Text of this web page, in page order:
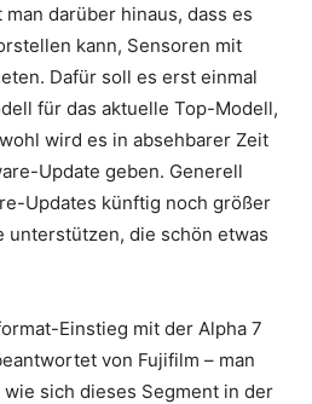
darüber hinaus, dass es
kann, Sensoren mit
Dafür soll es erst einmal
für das aktuelle Top-Modell,
wird es in absehbarer Zeit
Update geben. Generell
Updates künftig noch größer
unterstützen, die schön etwas
Einstieg mit der Alpha 7
von Fujifilm – man
sich dieses Segment in der